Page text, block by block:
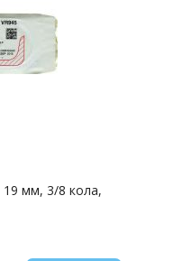
19 мм, 3/8 кола,